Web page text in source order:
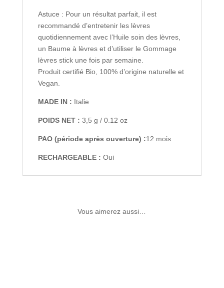
Astuce : Pour un résultat parfait, il est
recommandé d’entretenir les lèvres
quotidiennement avec l’Huile soin des lèvres,
un Baume à lèvres et d’utiliser le Gommage
lèvres stick une fois par semaine.
Produit certifié Bio, 100% d’origine naturelle et
Vegan.
MADE IN : Italie
POIDS NET : 3,5 g / 0.12 oz
PAO (période après ouverture) :12 mois
RECHARGEABLE : Oui
Vous aimerez aussi…